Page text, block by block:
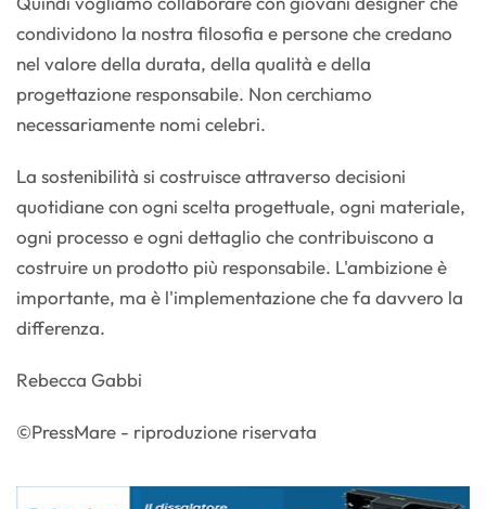
condividono la nostra filosofia e persone che credano
nel valore della durata, della qualità e della
progettazione responsabile. Non cerchiamo
necessariamente nomi celebri.
La sostenibilità si costruisce attraverso decisioni
quotidiane con ogni scelta progettuale, ogni materiale,
ogni processo e ogni dettaglio che contribuiscono a
costruire un prodotto più responsabile. L'ambizione è
importante, ma è l'implementazione che fa davvero la
differenza.
Rebecca Gabbi
©PressMare - riproduzione riservata